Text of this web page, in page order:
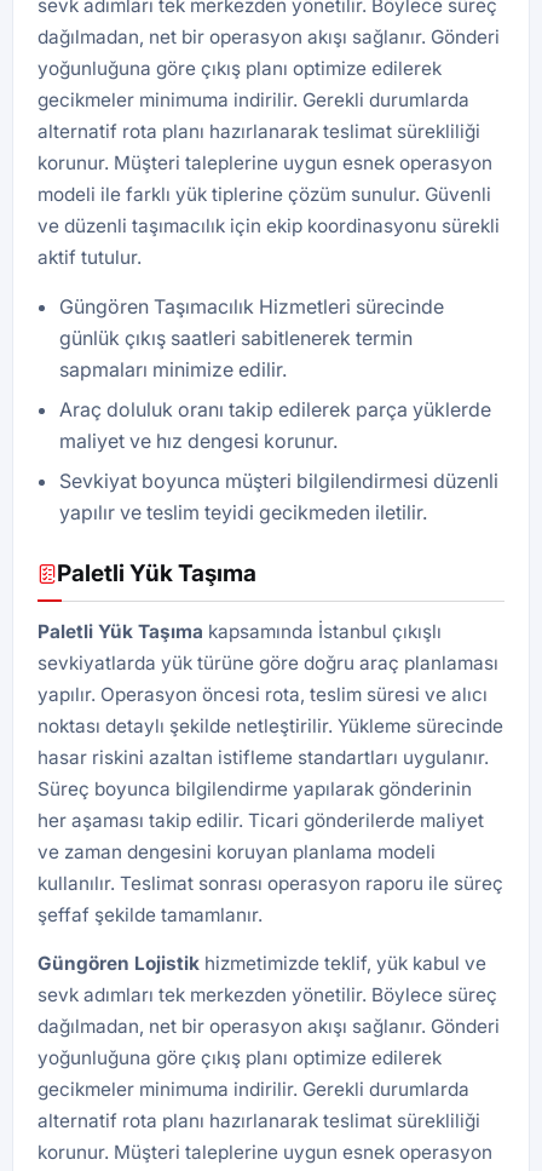
sevk adımları tek merkezden yönetilir. Böylece süreç
dağılmadan, net bir operasyon akışı sağlanır. Gönderi
yoğunluğuna göre çıkış planı optimize edilerek
gecikmeler minimuma indirilir. Gerekli durumlarda
alternatif rota planı hazırlanarak teslimat sürekliliği
korunur. Müşteri taleplerine uygun esnek operasyon
modeli ile farklı yük tiplerine çözüm sunulur. Güvenli
ve düzenli taşımacılık için ekip koordinasyonu sürekli
aktif tutulur.
Güngören Taşımacılık Hizmetleri sürecinde
günlük çıkış saatleri sabitlenerek termin
sapmaları minimize edilir.
Araç doluluk oranı takip edilerek parça yüklerde
maliyet ve hız dengesi korunur.
Sevkiyat boyunca müşteri bilgilendirmesi düzenli
yapılır ve teslim teyidi gecikmeden iletilir.
Paletli Yük Taşıma
Paletli Yük Taşıma kapsamında İstanbul çıkışlı
sevkiyatlarda yük türüne göre doğru araç planlaması
yapılır. Operasyon öncesi rota, teslim süresi ve alıcı
noktası detaylı şekilde netleştirilir. Yükleme sürecinde
hasar riskini azaltan istifleme standartları uygulanır.
Süreç boyunca bilgilendirme yapılarak gönderinin
her aşaması takip edilir. Ticari gönderilerde maliyet
ve zaman dengesini koruyan planlama modeli
kullanılır. Teslimat sonrası operasyon raporu ile süreç
şeffaf şekilde tamamlanır.
Güngören Lojistik hizmetimizde teklif, yük kabul ve
sevk adımları tek merkezden yönetilir. Böylece süreç
dağılmadan, net bir operasyon akışı sağlanır. Gönderi
yoğunluğuna göre çıkış planı optimize edilerek
gecikmeler minimuma indirilir. Gerekli durumlarda
alternatif rota planı hazırlanarak teslimat sürekliliği
korunur. Müşteri taleplerine uygun esnek operasyon